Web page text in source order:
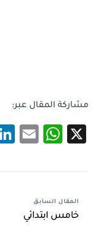
مشاركة المقال عبر:
X
المقال السابق
خامس ابتدائي